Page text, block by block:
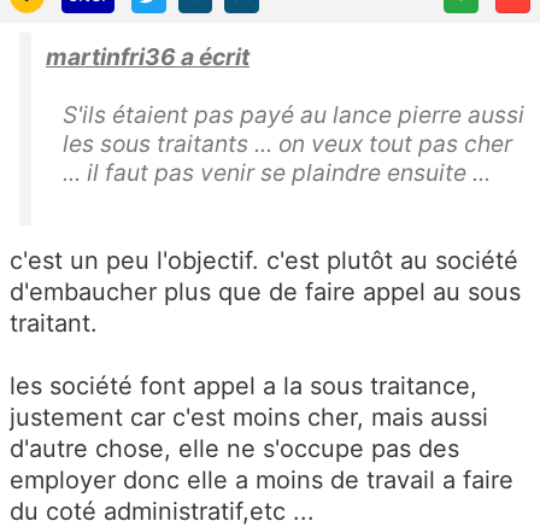
martinfri36 a écrit
S'ils étaient pas payé au lance pierre aussi
les sous traitants ... on veux tout pas cher
... il faut pas venir se plaindre ensuite ...
c'est un peu l'objectif. c'est plutôt au société
d'embaucher plus que de faire appel au sous
traitant.
les société font appel a la sous traitance,
justement car c'est moins cher, mais aussi
d'autre chose, elle ne s'occupe pas des
employer donc elle a moins de travail a faire
du coté administratif,etc ...